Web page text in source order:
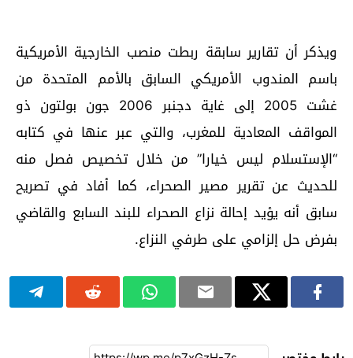
ويذكر أن تقارير سابقة ربطت منصب الخارجية الأمريكية
باسم المندوب الأمريكي السابق بالأمم المتحدة من
غشت 2005 إلى غاية دجنبر 2006 جون بولتون ذو
المواقف المعادية للمغرب، والتي عبر عنها في كتابه
“الإستسلام ليس خيارا” من خلال تخصيص فصل منه
للحديث عن تقرير مصير الصحراء، كما أفاد في تصريح
سابق أنه يؤيد إحالة نزاع الصحراء للبند السابع والقاضي
بفرض حل إلزامي على طرفي النزاع.